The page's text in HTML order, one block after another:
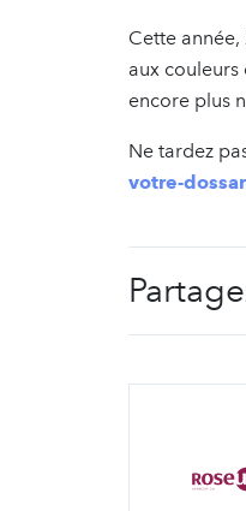
Cette
aux couleurs
encore plus
Ne tardez
votre-